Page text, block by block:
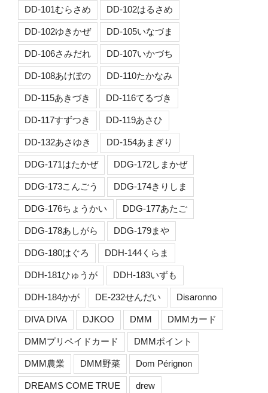
DD-101むらさめ DD-102はるさめ
DD-102ゆきかぜ DD-105いなづま
DD-106さみだれ DD-107いかづち
DD-108あけぼの DD-110たかなみ
DD-115あきづき DD-116てるづき
DD-117すずつき DD-119あさひ
DD-132あさゆき DD-154あまぎり
DDG-171はたかぜ DDG-172しまかぜ
DDG-173こんごう DDG-174きりしま
DDG-176ちょうかい DDG-177あたご
DDG-178あしがら DDG-179まや
DDG-180はぐろ DDH-144くらま
DDH-181ひゅうが DDH-183いずも
DDH-184かが DE-232せんだい Disaronno
DIVA DIVA DJKOO DMM DMMカード
DMMプリペイドカード DMMポイント
DMM農業 DMM野菜 Dom Pérignon
DREAMS COME TRUE drew